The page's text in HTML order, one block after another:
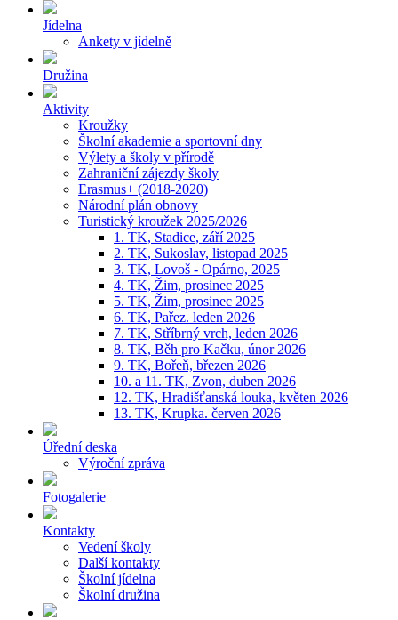
Jídelna
Ankety v jídelně
Družina
Aktivity
Kroužky
Školní akademie a sportovní dny
Výlety a školy v přírodě
Zahraniční zájezdy školy
Erasmus+ (2018-2020)
Národní plán obnovy
Turistický kroužek 2025/2026
1. TK, Stadice, září 2025
2. TK, Sukoslav, listopad 2025
3. TK, Lovoš - Opárno, 2025
4. TK, Žim, prosinec 2025
5. TK, Žim, prosinec 2025
6. TK, Pařez. leden 2026
7. TK, Stříbrný vrch, leden 2026
8. TK, Běh pro Kačku, únor 2026
9. TK, Bořeň, březen 2026
10. a 11. TK, Zvon, duben 2026
12. TK, Hradišťanská louka, květen 2026
13. TK, Krupka. červen 2026
Úřední deska
Výroční zpráva
Fotogalerie
Kontakty
Vedení školy
Další kontakty
Školní jídelna
Školní družina